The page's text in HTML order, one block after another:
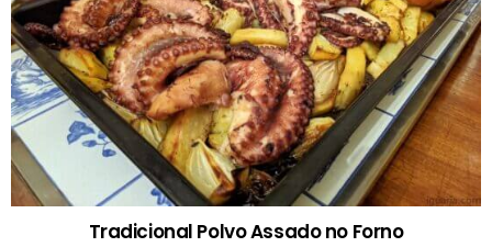
Tradicional Polvo Assado no Forno